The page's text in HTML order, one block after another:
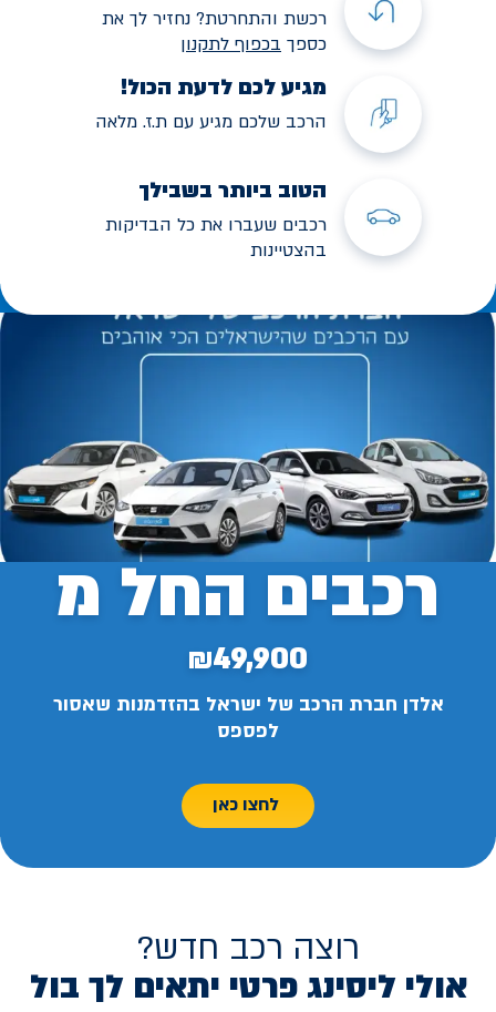
רכשת והתחרטת? נחזיר לך את
כספך בכפוף לתקנון
מגיע לכם לדעת הכול!
הרכב שלכם מגיע עם ת.ז. מלאה
הטוב ביותר בשבילך
רכבים שעברו את כל הבדיקות
בהצטיינות
רכבים החל מ
₪49,900
אלדן חברת הרכב של ישראל בהזדמנות שאסור
לפספס
לחצו כאן
רוצה רכב חדש?
אולי ליסינג פרטי יתאים לך בול